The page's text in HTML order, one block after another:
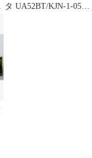
タ UA52BT/KJN-1-058